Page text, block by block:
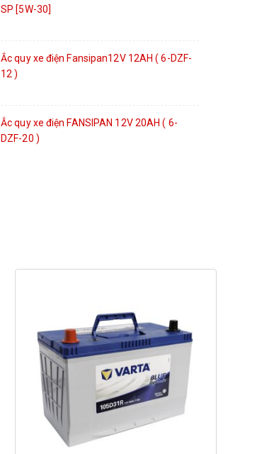
SP [5W-30]
Ắc quy xe điện Fansipan12V 12AH ( 6-DZF-
12 )
Ắc quy xe điện FANSIPAN 12V 20AH ( 6-
DZF-20 )